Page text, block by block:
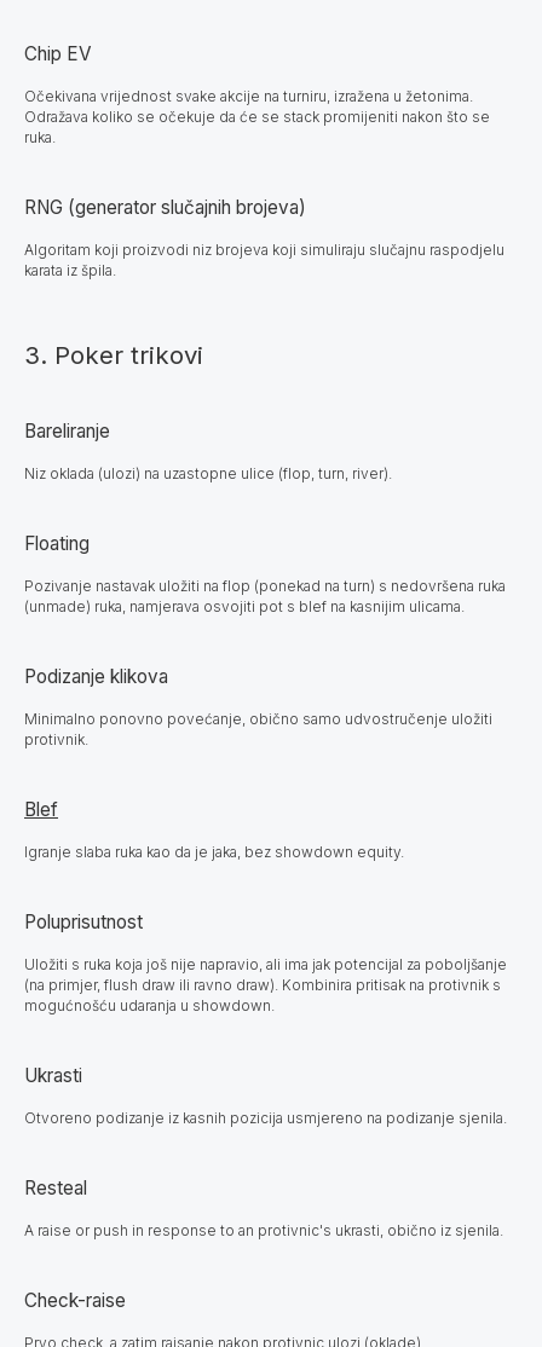
Chip EV
Očekivana vrijednost svake akcije na turniru, izražena u žetonima.
Odražava koliko se očekuje da će se stack promijeniti nakon što se
ruka.
RNG (generator slučajnih brojeva)
Algoritam koji proizvodi niz brojeva koji simuliraju slučajnu raspodjelu
karata iz špila.
3. Poker trikovi
Bareliranje
Niz oklada (ulozi) na uzastopne ulice (flop, turn, river).
Floating
Pozivanje nastavak uložiti na flop (ponekad na turn) s nedovršena ruka
(unmade) ruka, namjerava osvojiti pot s blef na kasnijim ulicama.
Podizanje klikova
Minimalno ponovno povećanje, obično samo udvostručenje uložiti
protivnik.
Blef
Igranje slaba ruka kao da je jaka, bez showdown equity.
Poluprisutnost
Uložiti s ruka koja još nije napravio, ali ima jak potencijal za poboljšanje
(na primjer, flush draw ili ravno draw). Kombinira pritisak na protivnik s
mogućnošću udaranja u showdown.
Ukrasti
Otvoreno podizanje iz kasnih pozicija usmjereno na podizanje sjenila.
Resteal
A raise or push in response to an protivnic's ukrasti, obično iz sjenila.
Check-raise
Prvo check, a zatim raisanje nakon protivnic ulozi (oklade).